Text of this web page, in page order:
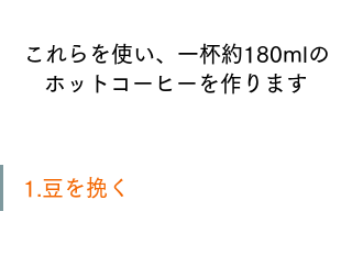
これらを使い、一杯約180mlの
ホットコーヒーを作ります
1.豆を挽く